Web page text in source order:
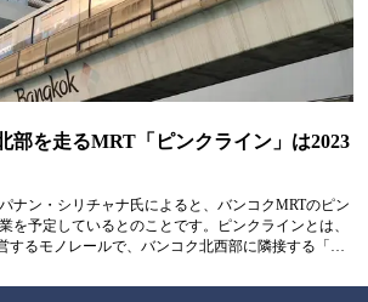
部を走るMRT「ピンクライン」は2023
ナン・シリチャナ氏によると、バンコクMRTのピン
を予定しているとのことです。ピンクラインとは、
するモノレールで、バンコク北西部に隣接する「ノ